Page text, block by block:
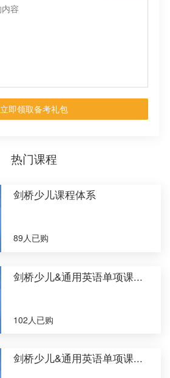
立即领取备考礼包
热门课程
剑桥少儿课程体系
89人已购
剑桥少儿&通用英语单项课...
102人已购
剑桥少儿&通用英语单项课...